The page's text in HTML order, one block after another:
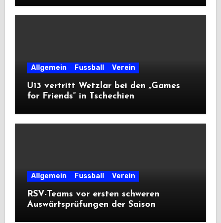
Allgemein Fussball Verein
U13 vertritt Wetzlar bei den „Games
for Friends“ in Tschechien
Allgemein Fussball Verein
RSV-Teams vor ersten schweren
Auswärtsprüfungen der Saison